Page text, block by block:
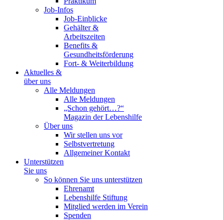
Job-Infos
Job-Einblicke
Gehälter &
Arbeitszeiten
Benefits &
Gesundheitsförderung
Fort- & Weiterbildung
Aktuelles &
über uns
Alle Meldungen
Alle Meldungen
„Schon gehört…?“
Magazin der Lebenshilfe
Über uns
Wir stellen uns vor
Selbstvertretung
Allgemeiner Kontakt
Unterstützen
Sie uns
So können Sie uns unterstützen
Ehrenamt
Lebenshilfe Stiftung
Mitglied werden im Verein
Spenden